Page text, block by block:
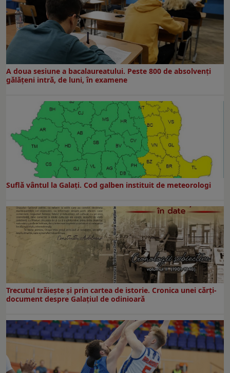
A doua sesiune a bacalaureatului. Peste 800 de absolvenţi
gălăţeni intră, de luni, în examene
Suflă vântul la Galaţi. Cod galben instituit de meteorologi
Trecutul trăiește și prin cartea de istorie. Cronica unei cărți-
document despre Galațiul de odinioară